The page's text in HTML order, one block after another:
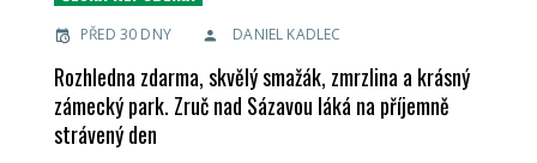
PŘED 30 DNY DANIEL KADLEC
Rozhledna zdarma, skvělý smažák, zmrzlina a krásný
zámecký park. Zruč nad Sázavou láká na příjemně
strávený den